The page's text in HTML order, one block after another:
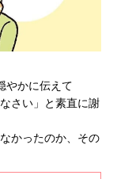
やかに伝えて
さい」と素直に謝
かったのか、その